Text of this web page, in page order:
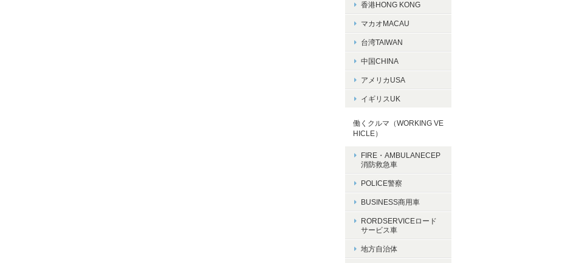
香港HONG KONG
マカオMACAU
台湾TAIWAN
中国CHINA
アメリカUSA
イギリスUK
働くクルマ（WORKING VE
HICLE）
FIRE・AMBULANECEP
消防救急車
POLICE警察
BUSINESS商用車
RORDSERVICEロード
サービス車
地方自治体